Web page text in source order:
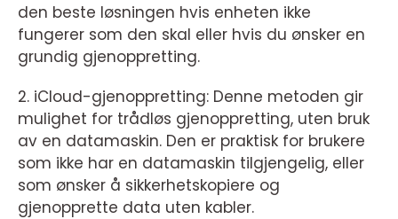
den beste løsningen hvis enheten ikke
fungerer som den skal eller hvis du ønsker en
grundig gjenoppretting.
2. iCloud-gjenoppretting: Denne metoden gir
mulighet for trådløs gjenoppretting, uten bruk
av en datamaskin. Den er praktisk for brukere
som ikke har en datamaskin tilgjengelig, eller
som ønsker å sikkerhetskopiere og
gjenopprette data uten kabler.